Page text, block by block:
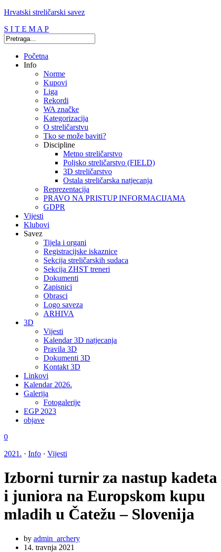
Hrvatski streličarski savez
S I T E M A P
Početna
Info
Norme
Kupovi
Liga
Rekordi
WA značke
Kategorizacija
O streličarstvu
Tko se može baviti?
Discipline
Metno streličarstvo
Poljsko streličarstvo (FIELD)
3D streličarstvo
Ostala streličarska natjecanja
Reprezentacija
PRAVO NA PRISTUP INFORMACIJAMA
GDPR
Vijesti
Klubovi
Savez
Tijela i organi
Registracijske iskaznice
Sekcija streličarskih sudaca
Sekcija ZHST treneri
Dokumenti
Zapisnici
Obrasci
Logo saveza
ARHIVA
3D
Vijesti
Kalendar 3D natjecanja
Pravila 3D
Dokumenti 3D
Kontakt 3D
Linkovi
Kalendar 2026.
Galerija
Fotogalerije
EGP 2023
objave
0
2021. · Info · Vijesti
Izborni turnir za nastup kadeta
i juniora na Europskom kupu
mladih u Čatežu – Slovenija
by admin_archery
14. travnja 2021